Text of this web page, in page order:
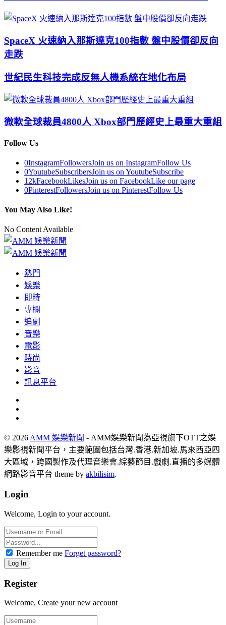
SpaceX 火速納入那斯達克100指數 盤中股價卻反向
走跌
世紀民生科技完成反無人機系統在地化布局
微軟全球裁員4800人 Xbox部門歷經史上最重大重組
Follow Us
0InstagramFollowersJoin us on InstagramFollow Us
0YoutubeSubscribersJoin us on YoutubeSubscribe
12kFacebookLikesJoin us on FacebookLike our page
0PinterestFollowersJoin us on PinterestFollow Us
You May Also Like!
No Content Available
熱門
娛樂
即時
專欄
追劇
音樂
電影
時尚
影音
訊息平台
© 2026AMM 娛樂新聞 - AMM娛樂新聞為亞視旗下OTT之娛
樂影視新聞平台，主要範圍包括台灣.香港.新加坡.馬來西亞四
大區域，跨國製作及代理音樂會.綜藝節目.戲劇.直播的多媒體
網路影音平台 theme by akbilisim.
Login
Welcome, Login to your account.
Remember me Forget password?
Register
Welcome, Create your new account